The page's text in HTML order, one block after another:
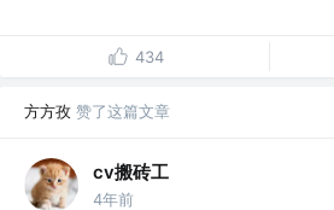
434
方方孜 赞了这篇文章
cv搬砖工
4年前